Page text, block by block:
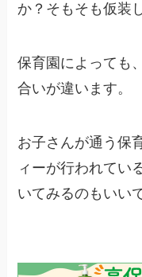
か？そもそも仮装
保育園によっても
合いが違います。
お子さんが通う保
ィーが行われてい
いてみるのもいい